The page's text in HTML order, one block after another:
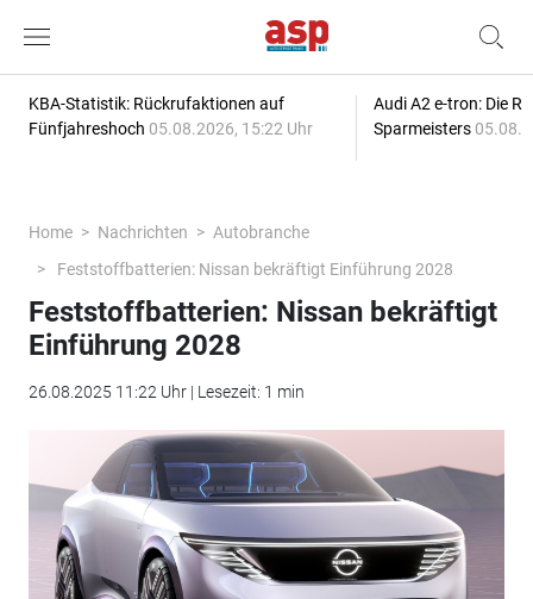
KBA-Statistik: Rückrufaktionen auf
Fünfjahreshoch 05.08.2026, 15:22 Uhr
Audi A2 e-tron: Die
Sparmeisters
Home Nachrichten
Autobranche
Feststoffbatterien: Nissan bekräftigt Einführung 2028
Feststoffbatterien: Nissan bekräftigt
Einführung 2028
26.08.2025 11:22 Uhr | Lesezeit: 1 min